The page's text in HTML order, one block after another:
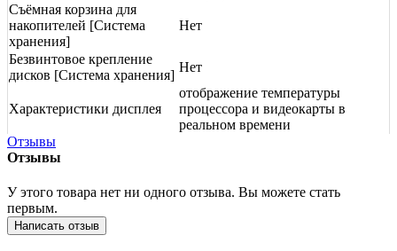
Съёмная корзина для
накопителей [Система
хранения]
Нет
Безвинтовое крепление
дисков [Система хранения]
Нет
Характеристики дисплея
отображение температуры
процессора и видеокарты в
реальном времени
Отзывы
Отзывы
У этого товара нет ни одного отзыва. Вы можете стать
первым.
Написать отзыв